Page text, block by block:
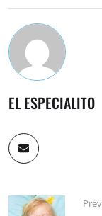
EL ESPECIALITO